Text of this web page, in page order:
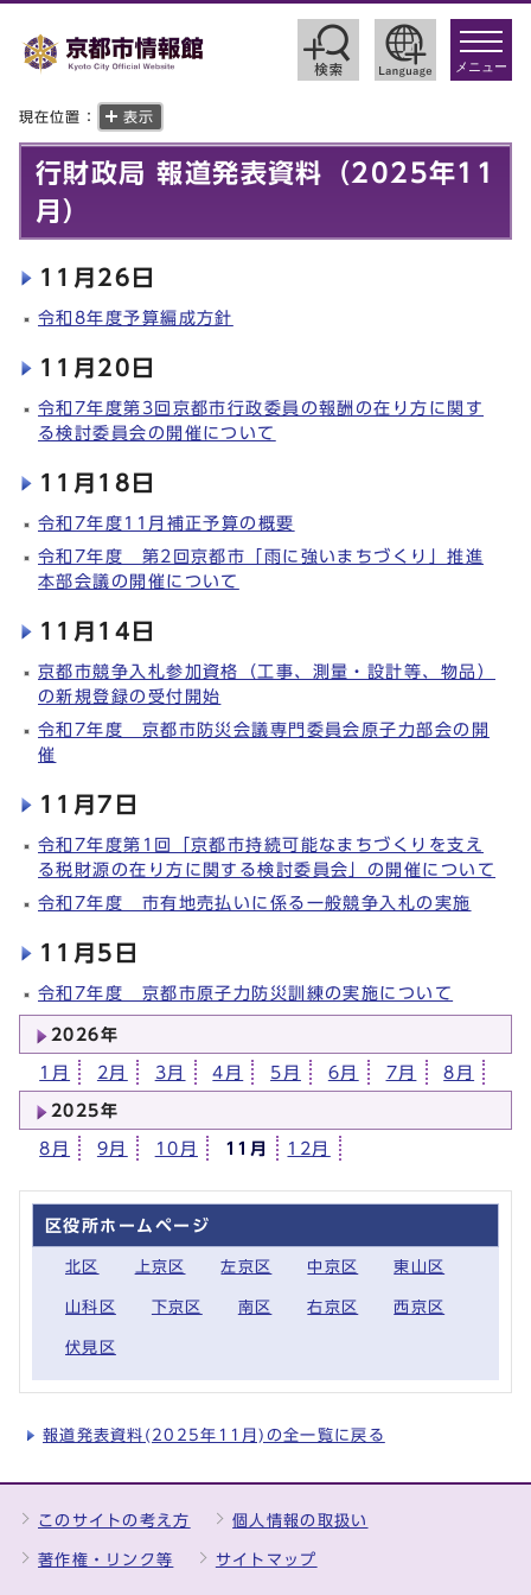
toggle
メニュー
現在位置： 表示
行財政局 報道発表資料（2025年11
月）
11月26日
令和8年度予算編成方針
11月20日
令和7年度第3回京都市行政委員の報酬の在り方に関す
る検討委員会の開催について
11月18日
令和7年度11月補正予算の概要
令和7年度 第2回京都市「雨に強いまちづくり」推進
本部会議の開催について
11月14日
京都市競争入札参加資格（工事、測量・設計等、物品）
の新規登録の受付開始
令和7年度 京都市防災会議専門委員会原子力部会の開
催
11月7日
令和7年度第1回「京都市持続可能なまちづくりを支え
る税財源の在り方に関する検討委員会」の開催について
令和7年度 市有地売払いに係る一般競争入札の実施
11月5日
令和7年度 京都市原子力防災訓練の実施について
2026年
1月 2月 3月 4月 5月 6月 7月 8月
2025年
8月 9月 10月 11月 12月
区役所ホームページ
北区 上京区 左京区 中京区 東山区
山科区 下京区 南区 右京区 西京区
伏見区
報道発表資料(2025年11月)の全一覧に戻る
このサイトの考え方 個人情報の取扱い
著作権・リンク等 サイトマップ